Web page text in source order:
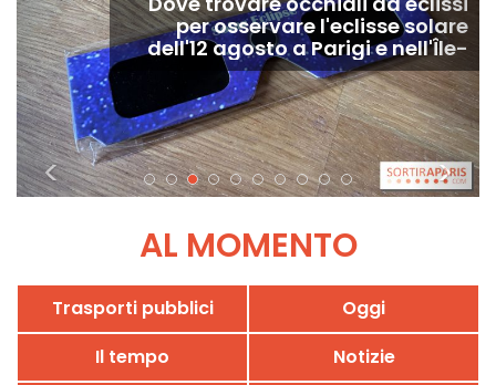
per osservare l'eclisse solare
dell'12 agosto a Parigi e nell'Île-
de-France?
<
>
AL MOMENTO
Trasporti pubblici
Oggi
Il tempo
Notizie